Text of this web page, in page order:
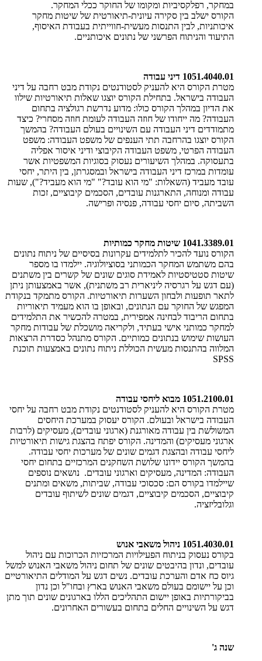
במחקר, רפלקסיביות ומקומו של החוקר ככלי המחקר.
הקורס ישלב בין סקירה עיונית-תיאורטית של שיטות מחקר
איכותניות, לבין התנסות מעשית-חווייתית בעבודת האיסוף,
התיעוד והניתוח הפרשני של נתונים איכותניים.
1051.4040.01 דיני עבודה
מטרת הקורס היא להעניק לסטודנטים נקודת מבט רחבה על דיני
העבודה בישראל. בתחילת הקורס יוצגו שאלות תיאורטיות שילוו
את הדיון במהלך הקורס כולו: מדוע נדרשת רגולציה בתחום
העבודה? מה ייחודו של חוזה העבודה לעומת חוזה מסחרי? כיצד
מתמודדים דיני העבודה עם השינויים בעולם העבודה? בהמשך
הקורס יוצגו בהרחבה תתי הענפים של משפט העבודה: משפט
העבודה הפרטי, משפט העבודה הקיבוצי ודיני איסור אפליה
בתעסוקה. במהלך השיעורים נעסוק בסוגיות המשפטיות אשר
עומדות במרכז דיני העבודה בישראל ובמסגרתן, בין היתר, יחסי
עובד מעביד (השאלות: "מי הוא עובד?" "מי הוא מעביד?"), שעות
עבודה ומנוחה, התארגנות עובדים, הסכמים קיבוציים, זכות
השביתה, סיום יחסי עבודה, פנסיה ופרישה.
1041.3389.01 שיטות מחקר כמותיות
הקורס נועד להכיר לתלמידים עקרונות בסיסיים של ניתוח נתונים
בהם משתמש המחקר הכמותני בסוציולוגיה. יילמדו בו מספר
שיטות סטטיסטיות לאמידת סוגים שונים של קשרים בין משתנים
(עם דגש על רגרסיה ליניארית רב משתנית), אשר באמצעותן ניתן
לתאר תופעות ולבחון השערות תיאורטיות. הקורס מתמקד בנקודת
המפגש של החוקר עם הנתונים, ובאופן בו הוא מעמיד תיאוריות
בתחום הריבוד לבחינה אמפירית, במטרה להכשיר את התלמידים
למחקר כמותני אישי בעתיד, ולקריאה מושכלת של עבודות מחקר
העושות שימוש בנתונים כמותיים. הקורס מתנהל כסדרת הרצאות
המלווה בהתנסות מעשית הכוללת ניתוח נתונים באמצעות תוכנת
SPSS
1051.2100.01 מבוא ליחסי עבודה
מטרת הקורס היא להעניק לסטודנטים נקודת מבט רחבה על יחסי
העבודה בישראל ובעולם. הקורס יעסוק במערכת היחסים
המשולשת בין עבודה מאורגנת (ארגוני עובדים), מעסיקים (לרבות
ארגוני מעסיקים) והמדינה. הקורס יפתח בהצגת גישות תיאורטיות
ליחסי עבודה ובהצגת דגמים שונים של מערכות יחסי עבודה.
בהמשך הקורס יידונו שלושת השחקנים המרכזיים בתחום יחסי
העבודה: המדינה, מעסיקים וארגוני עובדים. נושאים נוספים
שיילמדו בקורס הם: סכסוכי עבודה, שביתות, משאים ומתנים
קיבוציים, הסכמים קיבוציים, דגמים שונים לשיתוף עובדים
וגלובליזציה.
1051.4030.01 ניהול משאבי אנוש
בקורס נעסוק בניתוח הפעילויות המרכזיות הכרוכות עם ניהול
עובדים, ונדון בהיבטים שונים של תחום ניהול משאבי האנוש למשל
גיוס כח אדם והערכת עובדים. נשים דגש על המודלים התיאורטיים
וכן על יישומם בעולם משאבי האנוש בארץ ובחו"ל וכן נדון
בביקורתיות באופן יישום התהליכים הללו בארגונים שונים תוך מתן
דגש על השינויים החלים בתחום בעשורים האחרונים.
שנה ג'